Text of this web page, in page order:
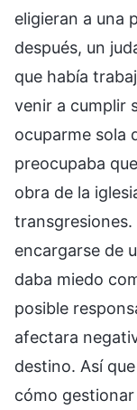
eligieran a una
después, un
que había
venir a cumplir
ocuparme sola
preocupaba
obra de la
transgresiones.
encargarse de
daba miedo
posible
afectara
destino. Así
cómo